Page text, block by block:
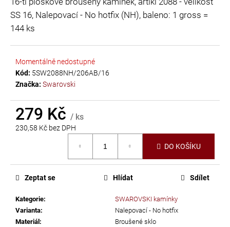
hvězdiček.
SS 16, Nalepovací - No hotfix (NH), baleno: 1 gross =
144 ks
Momentálně nedostupné
Kód: 5SW2088NH/206AB/16
Značka: Swarovski
279 Kč / ks
230,58 Kč bez DPH
DO KOŠÍKU
Kategorie:
SWAROVSKI kamínky
Varianta:
Nalepovací - No hotfix
Materiál:
Broušené sklo
Zeptat se Hlídat Sdílet
HLEDAT
D
o
p
u
e
m
LEPIDLO